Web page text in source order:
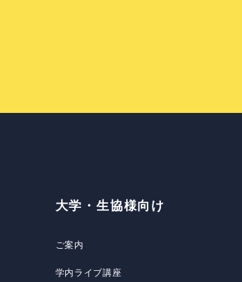
大学・生協様向け
ご案内
学内ライブ講座